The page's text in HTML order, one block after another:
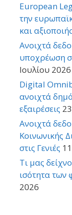
European
την
και
Ανοιχτά
υποχρέωση
Ιουλίου 2026
Digital
ανοιχτά
εξαιρέσεις
Ανοιχτά
Κοινωνικής
στις Γενιές
Τι μας
ισότητα
2026